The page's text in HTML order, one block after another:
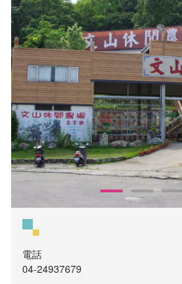
電話
04-24937679